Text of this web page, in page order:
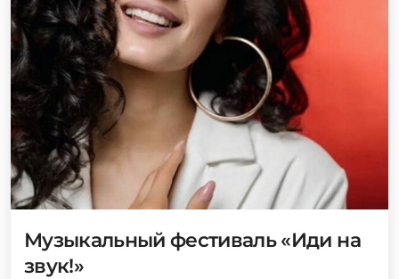
Музыкальный фестиваль «Иди на
звук!»